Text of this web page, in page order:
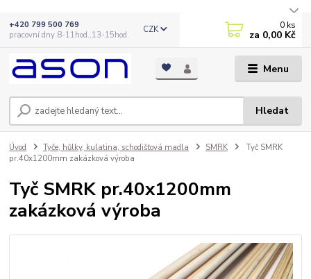
Menu
CZK
Hledat
+420 799 500 769
pracovní dny 8-11hod.,13-15hod.
0 ks
za 0,00 Kč
Úvod Tyče, hůlky, kulatina, schodišťová madla SMRK
Tyč SMRK
pr.40x1200mm zakázková výroba
Tyč SMRK pr.40x1200mm
zakázková výroba